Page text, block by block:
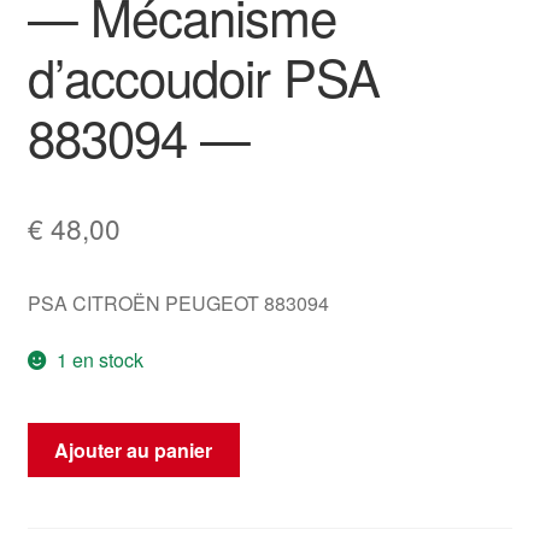
— Mécanisme
d’accoudoir PSA
883094 —
€ 48,00
PSA CITROËN PEUGEOT 883094
1 en stock
quantité
Ajouter au panier